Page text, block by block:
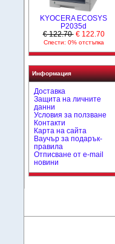
KYOCERA ECOSYS
P2035d
€ 122.70 € 122.70
Спести: 0% отстъпка
Информация
Доставка
Защита на личните
данни
Условия за ползване
Контакти
Карта на сайта
Ваучър за подарък-
правила
Отписване от e-mail
новини